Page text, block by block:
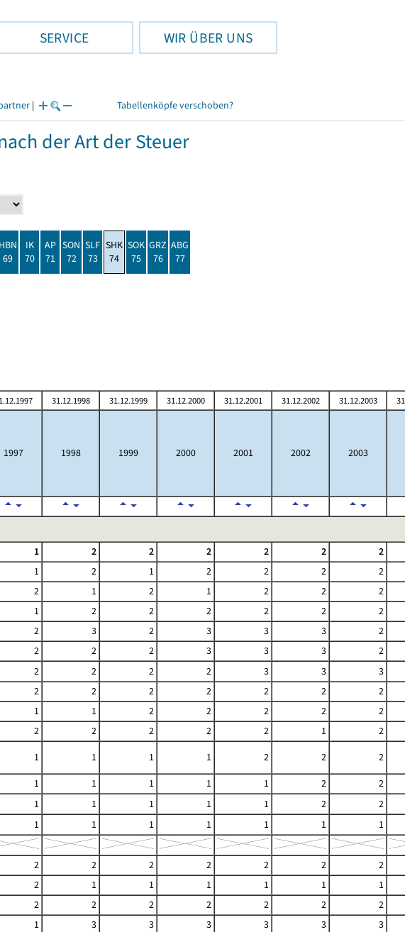
SERVICE WIR ÜBER UNS
| Tabellenköpfe verschoben?
der Art der Steuer
HBN
69
IK
70
AP
71
SON
72
SLF
73
SHK
74
SOK
75
GRZ
76
ABG
77
31.12.1998 31.12.1999 31.12.2000 31.12.2001 31.12.2002 31.12.2003
1997 1998 1999 2000 2001 2002 2003
1 2 2 2 2 2
2
1 2 1 2 2 2
2
2 1 2 1 2 2
2
1 2 2 2 2 2
2
2 3 2 3 3 3
2
2 2 2 3 3 3
2
2 2 2 2 3 3
3
2 2 2 2 2 2
2
1 1 2 2 2 2
2
2 2 2 2 2 1
2
1 1 1 1 2 2
2
1 1 1 1 1 2
2
1 1 1 1 1 2
2
1 1 1 1 1 1
1
2 2 2 2 2 2
2
2 1 1 1 1 1
1
2 2 2 2 2 2
2
1 3 3 3 3 3
3